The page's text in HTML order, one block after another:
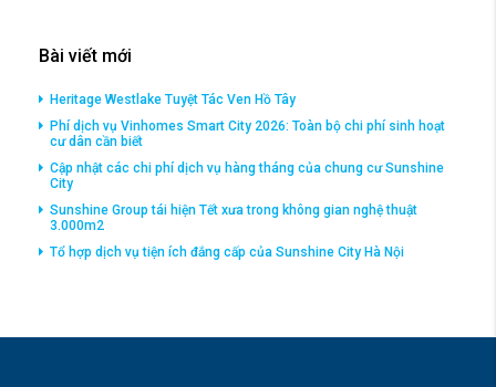
Bài viết mới
Heritage Westlake Tuyệt Tác Ven Hồ Tây
Phí dịch vụ Vinhomes Smart City 2026: Toàn bộ chi phí sinh hoạt
cư dân cần biết
Cập nhật các chi phí dịch vụ hàng tháng của chung cư Sunshine
City
Sunshine Group tái hiện Tết xưa trong không gian nghệ thuật
3.000m2
Tổ hợp dịch vụ tiện ích đắng cấp của Sunshine City Hà Nội